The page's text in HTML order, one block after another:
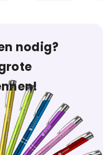
nodig?